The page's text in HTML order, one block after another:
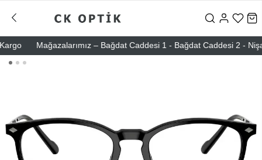
Mağazalarımız – Bağdat Caddesi 1 - Bağdat Caddesi 2 -